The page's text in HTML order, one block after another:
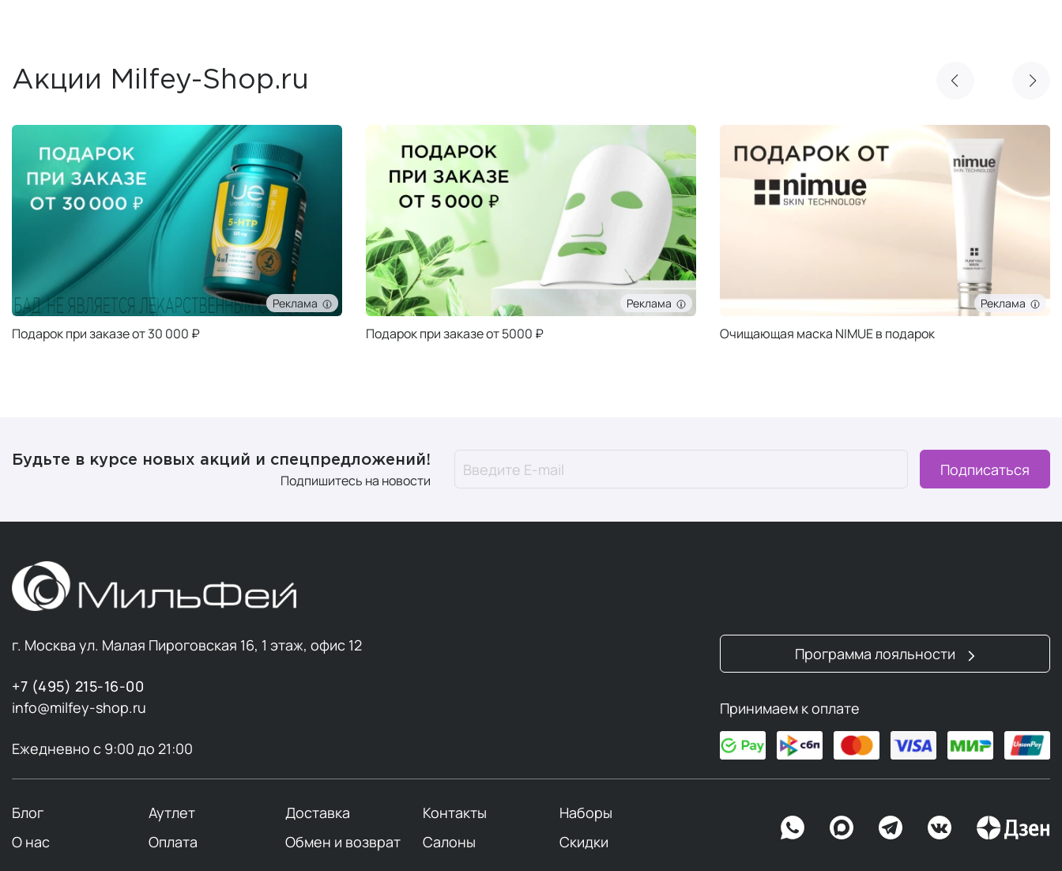
Акции Milfey-Shop.ru
Реклама
Подарок при заказе от 30 000 ₽
Реклама
Подарок при заказе от 5000 ₽
Реклама
Очищающая маска NIMUE в подарок
Будьте в курсе новых акций и спецпредложений!
Подпишитесь на новости
Подписаться
г. Москва ул. Малая Пироговская 16, 1 этаж, офис 12
+7 (495) 215-16-00
info@milfey-shop.ru
Ежедневно с 9:00 до 21:00
Программа лояльности
Принимаем к оплате
Блог Аутлет Доставка Контакты
Наборы
О нас
Оплата Обмен и возврат Салоны Скидки